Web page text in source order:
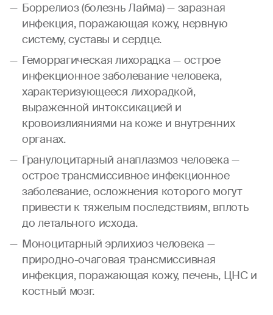
Боррелиоз (болезнь Лайма) — заразная
инфекция, поражающая кожу, нервную
систему, суставы и сердце.
Геморрагическая лихорадка — острое
инфекционное заболевание человека,
характеризующееся лихорадкой,
выраженной интоксикацией и
кровоизлияниями на коже и внутренних
органах.
Гранулоцитарный анаплазмоз человека —
острое трансмиссивное инфекционное
заболевание, осложнения которого могут
привести к тяжелым последствиям, вплоть
до летального исхода.
Моноцитарный эрлихиоз человека —
природно-очаговая трансмиссивная
инфекция, поражающая кожу, печень, ЦНС и
костный мозг.